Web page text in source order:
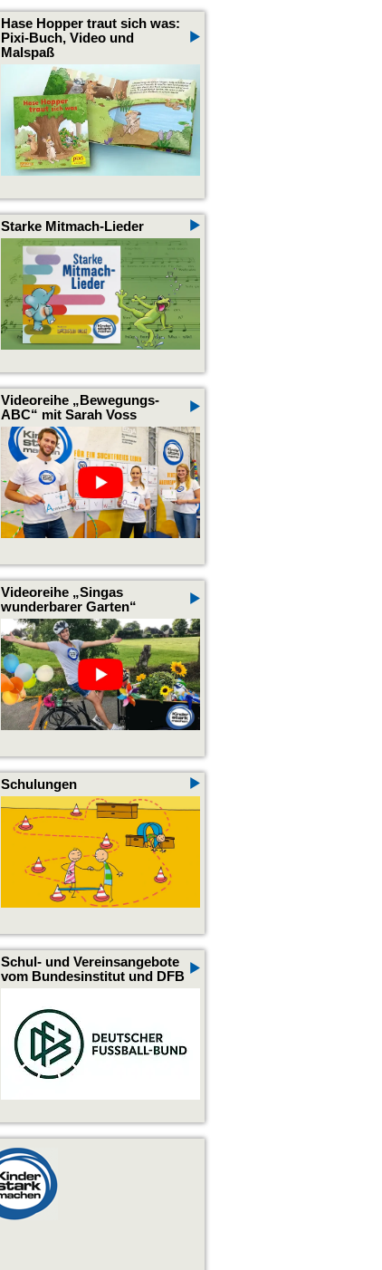
Hase Hopper traut sich was:
Pixi-Buch, Video und
Malspaß
Starke Mitmach-Lieder
Videoreihe „Bewegungs-
ABC“ mit Sarah Voss
Videoreihe „Singas
wunderbarer Garten“
Schulungen
Schul- und Vereinsangebote
vom Bundesinstitut und DFB